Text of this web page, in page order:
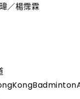
／楊霈霖